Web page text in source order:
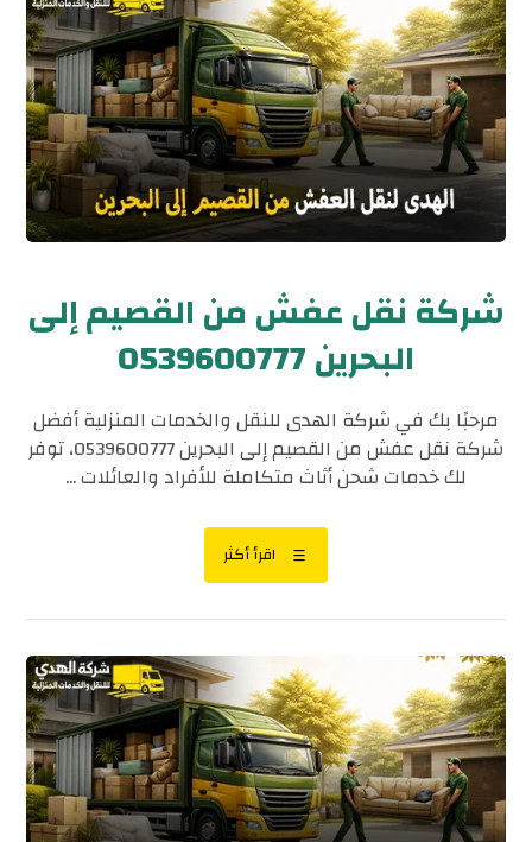
شركة نقل عفش من القصيم إلى
البحرين 0539600777
مرحبًا بك في شركة الهدى للنقل والخدمات المنزلية أفضل
شركة نقل عفش من القصيم إلى البحرين 0539600777، توفر
لك خدمات شحن أثاث متكاملة للأفراد والعائلات ...
اقرأ أكثر